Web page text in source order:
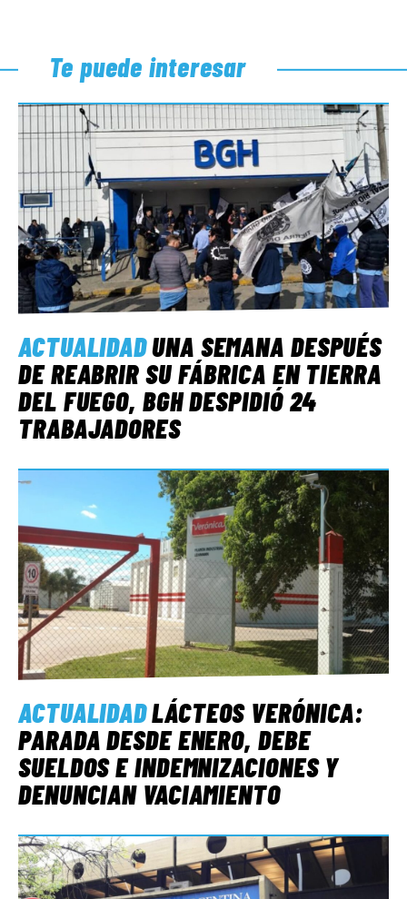
Te puede interesar
ACTUALIDADUNA SEMANA DESPUÉS
DE REABRIR SU FÁBRICA EN TIERRA
DEL FUEGO, BGH DESPIDIÓ 24
TRABAJADORES
ACTUALIDADLÁCTEOS VERÓNICA:
PARADA DESDE ENERO, DEBE
SUELDOS E INDEMNIZACIONES Y
DENUNCIAN VACIAMIENTO